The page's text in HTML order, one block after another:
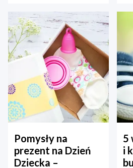
Pomysły na
prezent na Dzień
Dziecka –
5
i